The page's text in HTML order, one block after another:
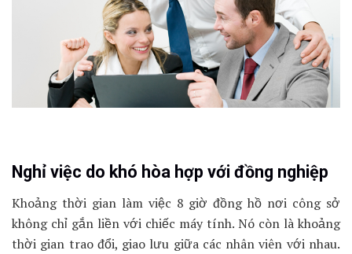
Nghỉ việc do khó hòa hợp với đồng nghiệp
Khoảng thời gian làm việc 8 giờ đồng hồ nơi công sở
không chỉ gắn liền với chiếc máy tính. Nó còn là khoảng
thời gian trao đổi, giao lưu giữa các nhân viên với nhau.